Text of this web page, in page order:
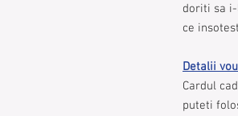
doriti sa
ce
Detalii
Cardul
puteti